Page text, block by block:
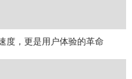
度，更是用户体验的革命